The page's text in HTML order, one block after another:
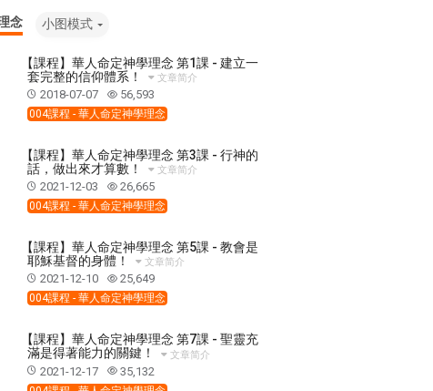
念 小图模式
【課程】華人命定神學理念 第1課 - 建立一
套完整的信仰體系！
文章简介
2018-07-07 56,593
004課程 - 華人命定神學理念
【課程】華人命定神學理念 第3課 - 行神的
話，做出來才算數！
文章简介
2021-12-03 26,665
004課程 - 華人命定神學理念
【課程】華人命定神學理念 第5課 - 教會是
耶穌基督的身體！
文章简介
2021-12-10 25,649
004課程 - 華人命定神學理念
【課程】華人命定神學理念 第7課 - 聖靈充
滿是得著能力的關鍵！
文章简介
2021-12-17 35,132